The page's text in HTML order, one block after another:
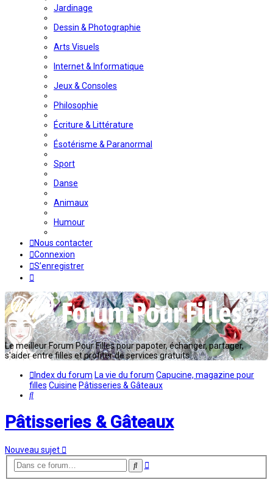
Jardinage
Dessin & Photographie
Arts Visuels
Internet & Informatique
Jeux & Consoles
Philosophie
Écriture & Littérature
Ésotérisme & Paranormal
Sport
Danse
Animaux
Humour
Nous contacter
Connexion
S’enregistrer
Le meilleur Forum Pour Filles pour papoter, échanger, partager,
s'aider entre filles et profiter de services gratuits...
Index du forum La vie du forum Capucine, magazine pour
filles Cuisine Pâtisseries & Gâteaux
Rechercher
Pâtisseries & Gâteaux
Nouveau sujet
Rechercher
Recherche